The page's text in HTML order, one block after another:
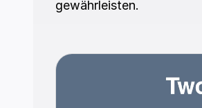
gewährleisten.